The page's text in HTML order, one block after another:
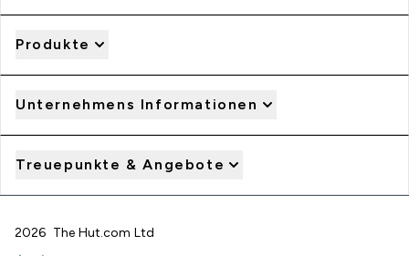
Produkte
Unternehmens Informationen
Treuepunkte & Angebote
2026 The Hut.com Ltd